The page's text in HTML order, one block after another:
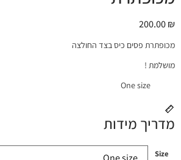
200.00₪
מכופתרת פסים כיס בצד החולצה
מושלמת !
One size
מדריך מידות
Size